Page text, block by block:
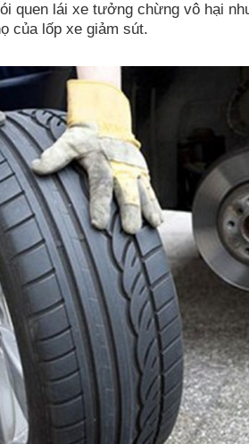
quen lái xe tưởng chừng vô hại
của lốp xe giảm sút.